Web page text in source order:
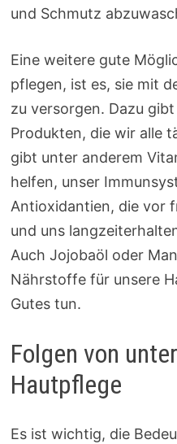
und Schmutz
Eine weitere gute
pflegen, ist es, sie mit
zu versorgen. Dazu
Produkten, die wir alle
gibt unter anderem
helfen, unser
Antioxidantien, die vor
und uns
Auch Jojobaöl oder
Nährstoffe für unsere
Gutes tun.
Folgen von
Hautpflege
Es ist wichtig, die